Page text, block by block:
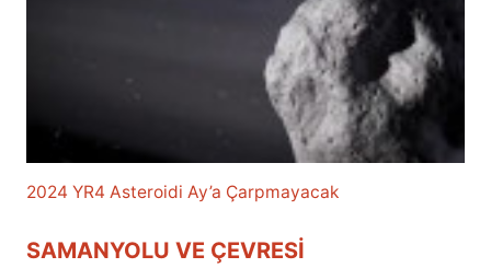
2024 YR4 Asteroidi Ay’a Çarpmayacak
SAMANYOLU VE ÇEVRESI